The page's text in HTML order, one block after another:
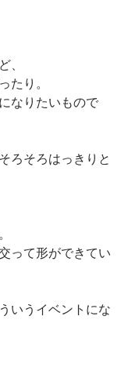
、
たり。
なりたいもので
ろそろはっきりと
って形ができてい
いうイベントにな